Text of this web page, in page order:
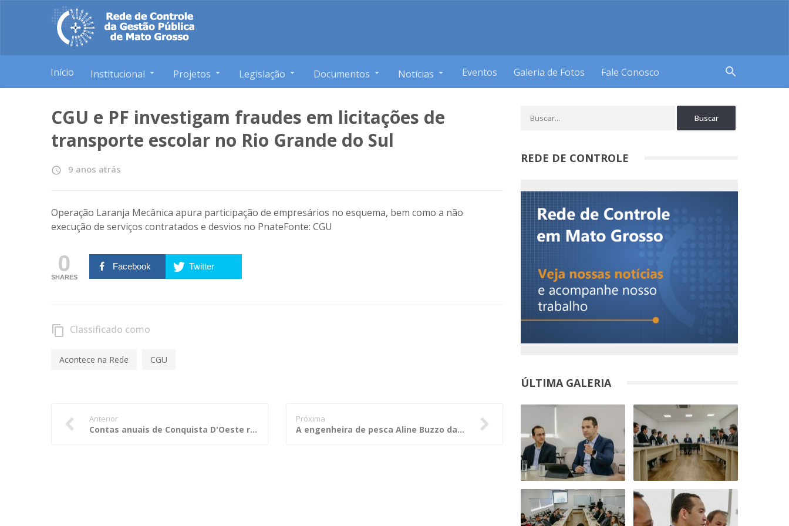
Início Institucional Projetos Legislação Documentos Notícias Eventos Galeria de Fotos Fale Conosco search
CGU e PF investigam fraudes em licitações de
transporte escolar no Rio Grande do Sul
access_time 9 anos atrás
Operação Laranja Mecânica apura participação de empresários no esquema, bem como a não
execução de serviços contratados e desvios no PnateFonte: CGU
0
SHARES
Facebook Twitter
content_copy Classificado como
Acontece na Rede CGU
Anterior
Contas anuais de Conquista D'Oeste recebem parecer favorável à aprovação
Próxima
A engenheira de pesca Aline Buzzo da Costa conta um pouco da sua profissão e das tendências do mercado
REDE DE CONTROLE
ÚLTIMA GALERIA